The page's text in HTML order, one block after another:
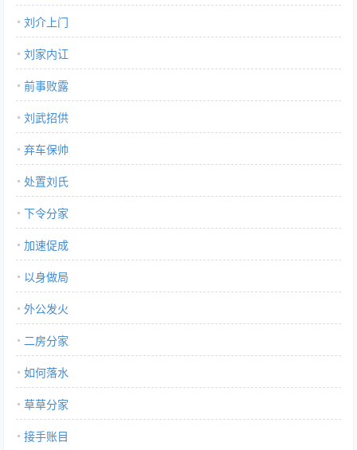
刘介上门
刘家内讧
前事败露
刘武招供
弃车保帅
处置刘氏
下令分家
加速促成
以身做局
外公发火
二房分家
如何落水
草草分家
接手账目